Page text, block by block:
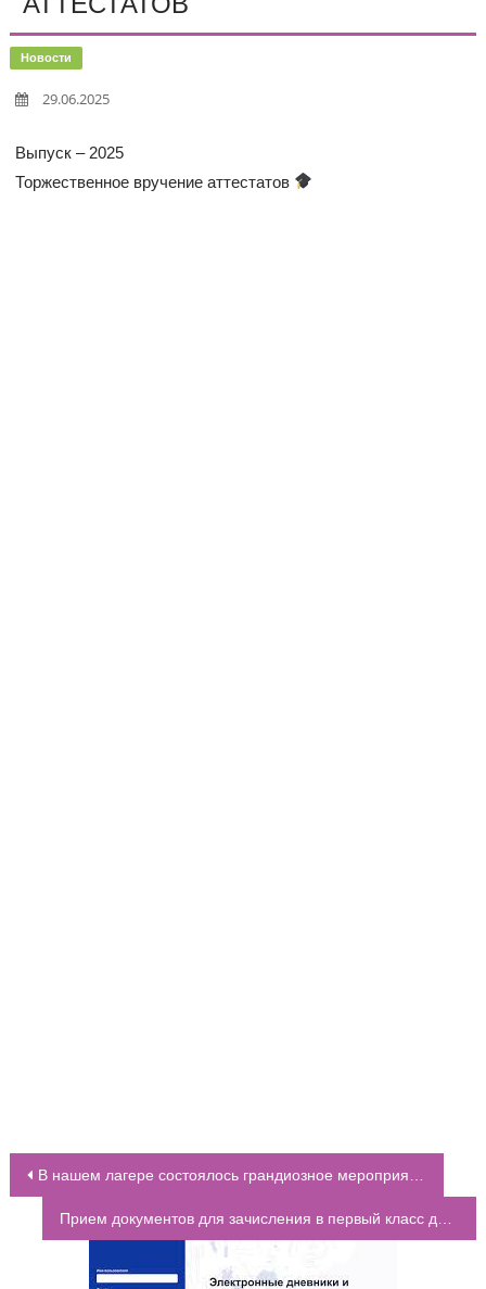
Новости
29.06.2025
Выпуск – 2025
Торжественное вручение аттестатов
НАВИГАЦИЯ ПО ЗАПИСЯМ
В нашем лагере состоялось грандиозное мероприятие — презентация проектов «Герои нашего времени»